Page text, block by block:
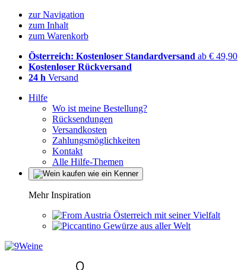
zur Navigation
zum Inhalt
zum Warenkorb
Österreich: Kostenloser Standardversand ab € 49,90
Kostenloser Rückversand
24 h Versand
Hilfe
Wo ist meine Bestellung?
Rücksendungen
Versandkosten
Zahlungsmöglichkeiten
Kontakt
Alle Hilfe-Themen
Mehr Inspiration
Österreich mit seiner Vielfalt
Gewürze aus aller Welt